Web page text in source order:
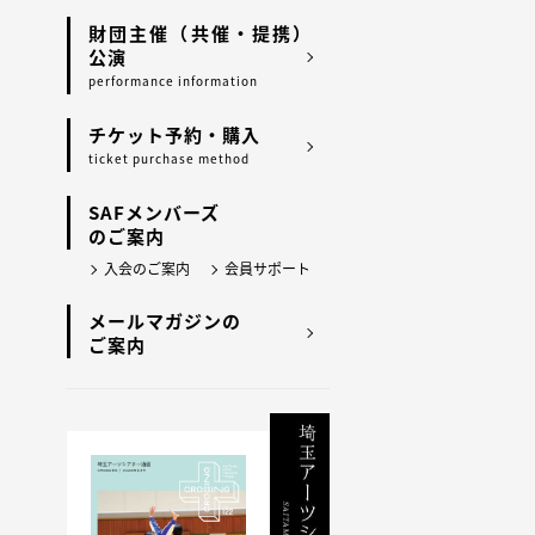
財団主催（共催・提携）
公演
performance information
チケット予約・購入
ticket purchase method
SAFメンバーズ
のご案内
入会のご案内 会員サポート
メールマガジンの
ご案内